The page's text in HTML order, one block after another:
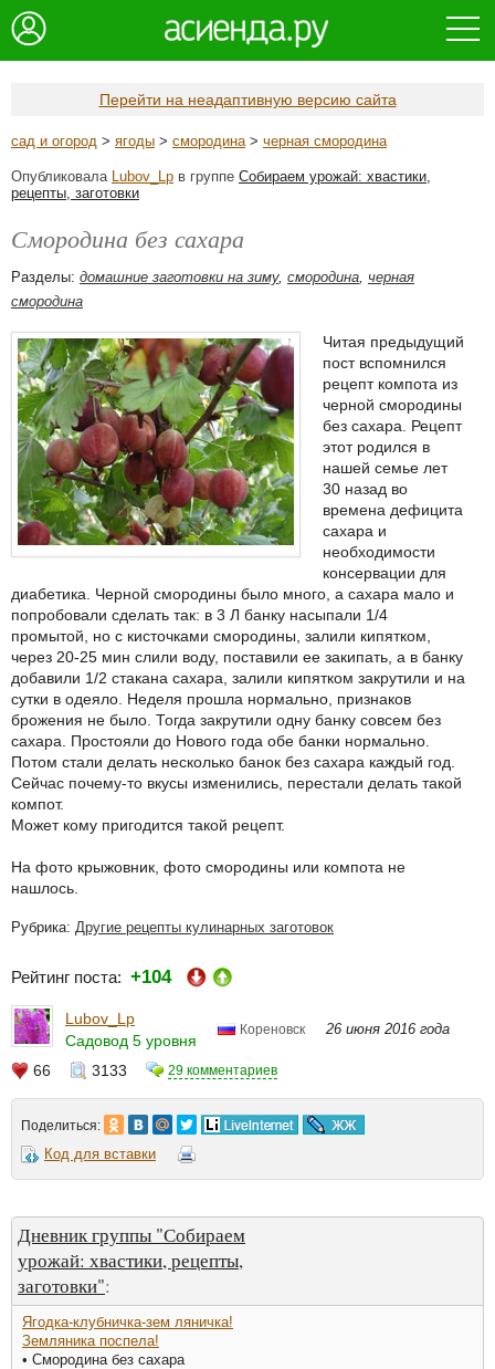
Перейти на неадаптивную версию сайта
сад и огород > ягоды > смородина> черная смородина
Опубликовала Lubov_Lp в группе Собираем урожай: хвастики,
рецепты, заготовки
Смородина без сахара
Разделы: домашние заготовки на зиму, смородина, черная
смородина
Читая предыдущий
пост вспомнился
рецепт компота из
черной смородины
без сахара. Рецепт
этот родился в
нашей семье лет
30 назад во
времена дефицита
сахара и
необходимости
консервации для
диабетика. Черной смородины было много, а сахара мало и
попробовали сделать так: в 3 Л банку насыпали 1/4
промытой, но с кисточками смородины, залили кипятком,
через 20-25 мин слили воду, поставили ее закипать, а в банку
добавили 1/2 стакана сахара, залили кипятком закрутили и на
сутки в одеяло. Неделя прошла нормально, признаков
брожения не было. Тогда закрутили одну банку совсем без
сахара. Простояли до Нового года обе банки нормально.
Потом стали делать несколько банок без сахара каждый год.
Сейчас почему-то вкусы изменились, перестали делать такой
компот.
Может кому пригодится такой рецепт.
На фото крыжовник, фото смородины или компота не
нашлось.
Рубрика: Другие рецепты кулинарных заготовок
Рейтинг поста: +104
Lubov_Lp
Садовод 5 уровня
Кореновск 26 июня 2016 года
66 3133 29 комментариев
Поделиться:
Код для вставки
Дневник группы "Собираем
урожай: хвастики, рецепты,
заготовки":
Ягодка-клубничка-зем ляничка!
Земляника поспела!
• Смородина без сахара